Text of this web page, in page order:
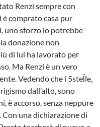
Renzi sempre con
è comprato casa pur
uno sforzo lo potrebbe
donazione non
di lui ha lavorato per
Ma Renzi è un vero
Vedendo che i 5steĺle,
dall’alto, sono
è accorso, senza neppure
una dichiarazione di